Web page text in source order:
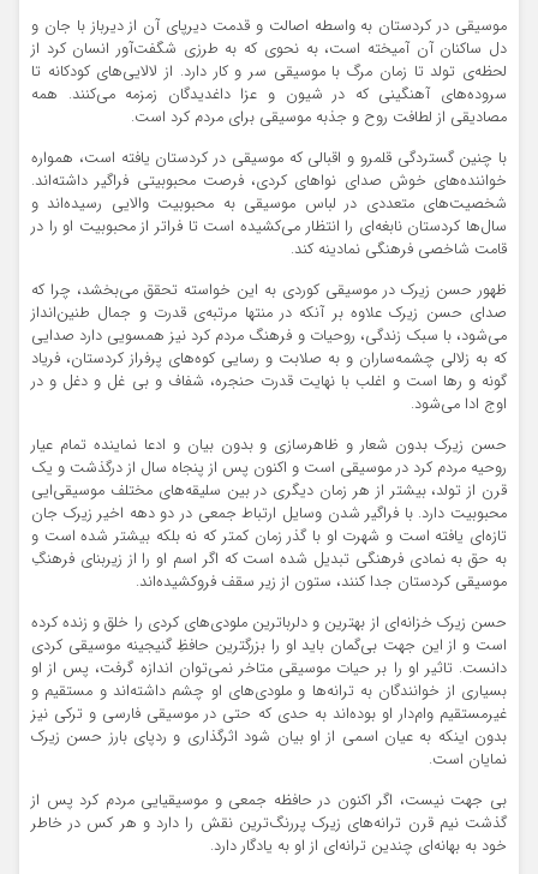
موسیقی در کردستان به واسطه اصالت و قدمت دیرپای آن از دیرباز با جان و
دل ساکنان آن آمیخته است، به نحوی که به طرزی شگفت‌آور انسان کرد از
لحظه‌ی تولد تا زمان مرگ با موسیقی سر و‌ کار دارد. از لالایی‌های کودکانه تا
سروده‌های آهنگینی که در شیون و عزا داغدیدگان زمزمه می‌کنند. همه
مصادیقی از لطافت روح و جذبه موسیقی برای مردم کرد است.
با چنین‌ گستردگی قلمرو و اقبالی که موسیقی در کردستان یافته است، همواره
خواننده‌های خوش صدای نواهای کردی، فرصت محبوبیتی فراگیر داشته‌اند.
شخصیت‌های متعددی در لباس موسیقی به محبوبیت والایی رسیده‌اند و
سال‌ها کردستان نابغه‌ای را انتظار می‌کشیده است تا فراتر از محبوبیت او را در
قامت‌ شاخصی فرهنگی نمادینه کند.
ظهور حسن زیرک در موسیقی کوردی به این‌ خواسته تحقق می‌بخشد، چرا که
صدای حسن زیرک علاوه بر آنکه در منتها مرتبه‌ی قدرت و جمال طنین‌انداز
می‌شود، با سبک زندگی، روحیات و فرهنگ مردم‌ کرد نیز همسویی دارد صدایی
که به زلالی چشمه‌ساران و به صلابت و رسایی کوه‌های پرفراز کردستان، فریاد
گونه و رها است و اغلب با نهایت قدرت حنجره، شفاف و بی غل و دغل و در
اوج ادا می‌شود.
حسن زیرک بدون شعار و ظاهرسازی و بدون بیان و ادعا نماینده‌ تمام عیار
روحیه مردم کرد در موسیقی است و اکنون پس از پنجاه سال از درگذشت و یک‌
قرن از تولد، بیشتر از هر زمان دیگری در بین سلیقه‌های‌ مختلف موسیقی‌ایی
محبوبیت دارد. با فراگیر شدن وسایل ارتباط جمعی در دو دهه اخیر زیرک جان‌
تازه‌ای یافته است و شهرت او با گذر زمان کمتر که نه بلکه بیشتر شده است و
به حق به نمادی فرهنگی تبدیل شده است که اگر اسم او را از زیربنای فرهنگِ
موسیقی کردستان جدا کنند، ستون از زیر سقف فروکشیده‌اند.
حسن زیرک خزانه‌ای از بهترین و دلرباترین ملودی‌های کردی را خلق و زنده کرده
است و از این جهت بی‌گمان باید او را بزرگترین حافظِ گنیجینه موسیقی کردی
دانست. تاثیر او را بر حیات موسیقی متاخر نمی‌توان اندازه گرفت، پس از او
بسیاری از خوانندگان به ترانه‌ها و ملودی‌های او چشم داشته‌اند و مستقیم و
غیرمستقیم وام‌دار او بوده‌اند به حدی که حتی در موسیقی فارسی و ترکی نیز
بدون اینکه به عیان اسمی از او بیان شود اثرگذاری و ردپای بارز حسن زیرک
نمایان است.
بی جهت نیست، اگر اکنون در حافظه جمعی و موسیقیایی مردم کرد پس از
گذشت نیم قرن ترانه‌های زیرک پررنگ‌ترین نقش را دارد و هر کس در خاطر
خود به بهانه‌ای چندین ترانه‌ای از او به یادگار دارد.